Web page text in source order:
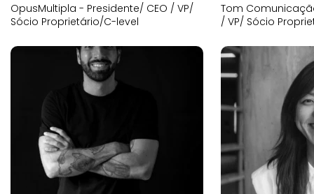
OpusMultipla - Presidente/ CEO / VP/
Sócio Proprietário/C-level
Tom
/ VP/ Sócio